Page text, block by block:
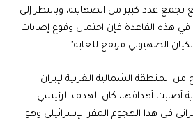
عدد كبير من الصهاينة، وبالنظر إلى
هذه القاعدة فإن احتمال وقوع إصابات
الصهيوني مرتفع للغاية".
المنطقة الشمالية الغربية لإيران
أصابت أهدافها، كان الهدف الرئيسي
في هذا الهجوم المقر الإسرائيلي وهو